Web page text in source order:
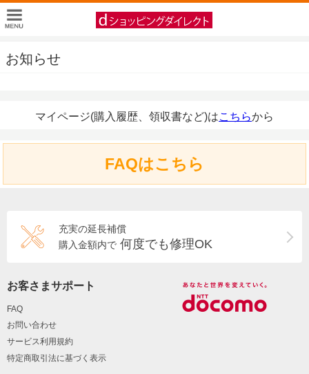
お知らせ
マイページ(購入履歴、領収書など)はこちらから
FAQはこちら
充実の延長補償
購入金額内で 何度でも修理OK
お客さまサポート
FAQ
お問い合わせ
サービス利用規約
特定商取引法に基づく表示